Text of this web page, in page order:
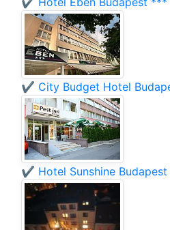
✔️ City Budget Hotel
✔️ Hotel Sunshine